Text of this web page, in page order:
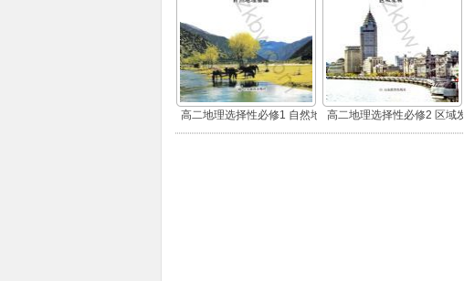
高二地理选择性必修1 自然地
理基础
高二地理选择性必修2 区域发
展